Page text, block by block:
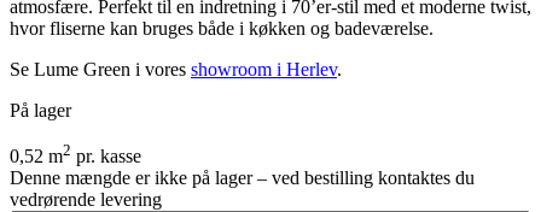
atmosfære. Perfekt til en indretning i 70’er-stil med et moderne twist,
hvor fliserne kan bruges både i køkken og badeværelse.
Se Lume Green i vores showroom i Herlev.
På lager
0,52 m2 pr. kasse
Denne mængde er ikke på lager – ved bestilling kontaktes du
vedrørende levering